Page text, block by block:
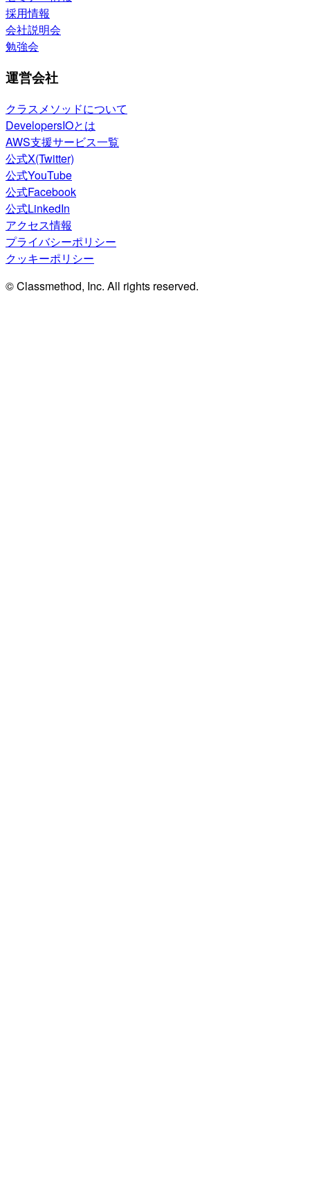
採用情報
会社説明会
勉強会
運営会社
クラスメソッドについて
DevelopersIOとは
AWS支援サービス一覧
公式X(Twitter)
公式YouTube
公式Facebook
公式LinkedIn
アクセス情報
プライバシーポリシー
クッキーポリシー
© Classmethod, Inc. All rights reserved.